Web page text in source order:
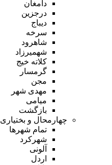
دامغان
درجزین
دیباج
سرخه
شاهرود
شهمیرزاد
کلاته خیج
گرمسار
مجن
مهدی شهر
میامی
بازگشت
چهارمحال و بختیاری
تمام شهر‌ها
شهرکرد
آلونی
اردل